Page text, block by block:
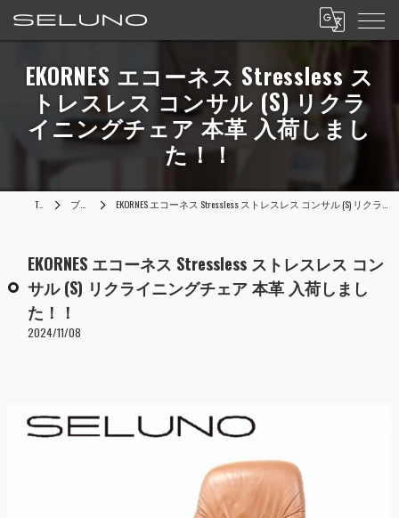
EKORNES エコーネス Stressless ス
トレスレス コンサル (S) リクラ
イニングチェア 本革 入荷しまし
た！！
TOP ブログ EKORNES エコーネス Stressless ストレスレス コンサル (S) リクライニングチェア 本革 入荷しました！！
EKORNES エコーネス Stressless ストレスレス コン
サル (S) リクライニングチェア 本革 入荷しまし
た！！
2024/11/08